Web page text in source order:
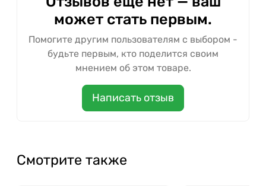
может стать первым.
Помогите другим пользователям с выбором -
будьте первым, кто поделится своим
мнением об этом товаре.
Написать отзыв
Смотрите также